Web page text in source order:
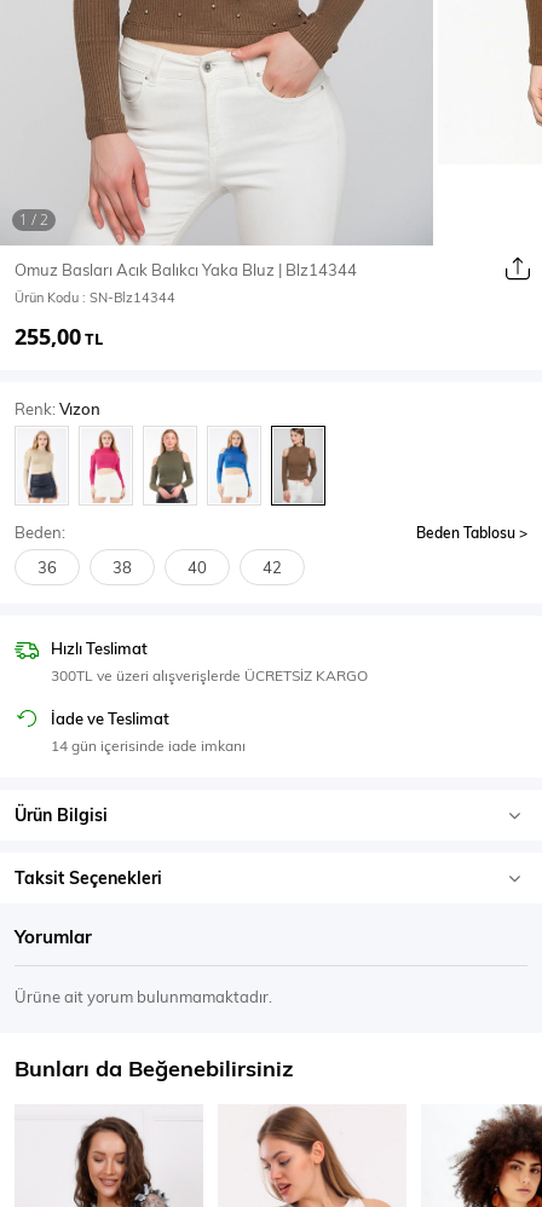
Ceket
T-Shirt
Body Atlet Crop & Büstiyer
SPOR GİYİM
Eşofman Üstü
Omuz Basları Acık Balıkcı Yaka Bluz | Blz14344
Ürün Kodu : SN-Blz14344
255,00TL
Renk:Vızon
Beden: Beden Tablosu
36 38 40 42
Hızlı Teslimat
300TL ve üzeri alışverişlerde ÜCRETSİZ KARGO
İade ve Teslimat
14 gün içerisinde iade imkanı
Ürün Bilgisi
Taksit Seçenekleri
Yorumlar
Ürüne ait yorum bulunmamaktadır.
Bunları da Beğenebilirsiniz